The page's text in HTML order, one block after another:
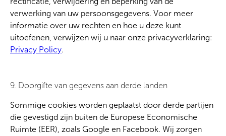
verwerking van uw persoonsgegevens. Voor meer
informatie over uw rechten en hoe u deze kunt
uitoefenen, verwijzen wij u naar onze privacyverklaring:
Privacy Policy.
9. Doorgifte van gegevens aan derde landen
Sommige cookies worden geplaatst door derde partijen
die gevestigd zijn buiten de Europese Economische
Ruimte (EER), zoals Google en Facebook. Wij zorgen